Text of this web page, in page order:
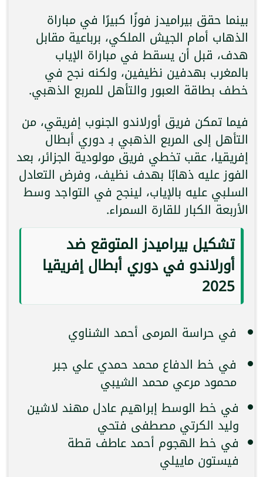
بينما حقق بيراميدز فوزًا كبيرًا في مباراة
الذهاب أمام الجيش الملكي، برباعية مقابل
هدف، قبل أن يسقط في مباراة الإياب
بالمغرب بهدفين نظيفين، ولكنه نجح في
خطف بطاقة العبور والتأهل للمربع الذهبي.
فيما تمكن فريق أورلاندو الجنوب إفريقي، من
التأهل إلى المربع الذهبي بـ دوري أبطال
إفريقيا، عقب تخطي فريق مولودية الجزائر، بعد
الفوز عليه ذهابًا بهدف نظيف، وفرض التعادل
السلبي عليه بالإياب، لينجح في التواجد وسط
الأربعة الكبار للقارة السمراء.
تشكيل بيراميدز المتوقع ضد
أورلاندو في دوري أبطال إفريقيا
2025
في حراسة المرمى أحمد الشناوي
في خط الدفاع محمد حمدي علي جبر
محمود مرعي محمد الشيبي
في خط الوسط إبراهيم عادل مهند لاشين
وليد الكرتي مصطفى فتحي
في خط الهجوم أحمد عاطف قطة
فيستون ماييلي